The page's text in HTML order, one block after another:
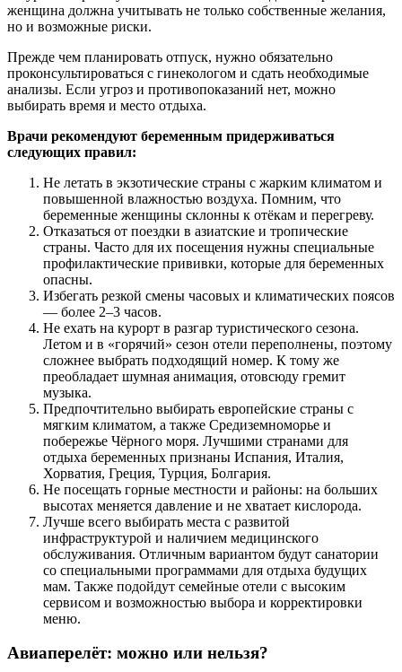
женщина должна учитывать не только собственные желания,
но и возможные риски.
Прежде чем планировать отпуск, нужно обязательно
проконсультироваться с гинекологом и сдать необходимые
анализы. Если угроз и противопоказаний нет, можно
выбирать время и место отдыха.
Врачи рекомендуют беременным придерживаться
следующих правил:
Не летать в экзотические страны с жарким климатом и
повышенной влажностью воздуха. Помним, что
беременные женщины склонны к отёкам и перегреву.
Отказаться от поездки в азиатские и тропические
страны. Часто для их посещения нужны специальные
профилактические прививки, которые для беременных
опасны.
Избегать резкой смены часовых и климатических поясов
— более 2–3 часов.
Не ехать на курорт в разгар туристического сезона.
Летом и в «горячий» сезон отели переполнены, поэтому
сложнее выбрать подходящий номер. К тому же
преобладает шумная анимация, отовсюду гремит
музыка.
Предпочтительно выбирать европейские страны с
мягким климатом, а также Средиземноморье и
побережье Чёрного моря. Лучшими странами для
отдыха беременных признаны Испания, Италия,
Хорватия, Греция, Турция, Болгария.
Не посещать горные местности и районы: на больших
высотах меняется давление и не хватает кислорода.
Лучше всего выбирать места с развитой
инфраструктурой и наличием медицинского
обслуживания. Отличным вариантом будут санатории
со специальными программами для отдыха будущих
мам. Также подойдут семейные отели с высоким
сервисом и возможностью выбора и корректировки
меню.
Авиаперелёт: можно или нельзя?